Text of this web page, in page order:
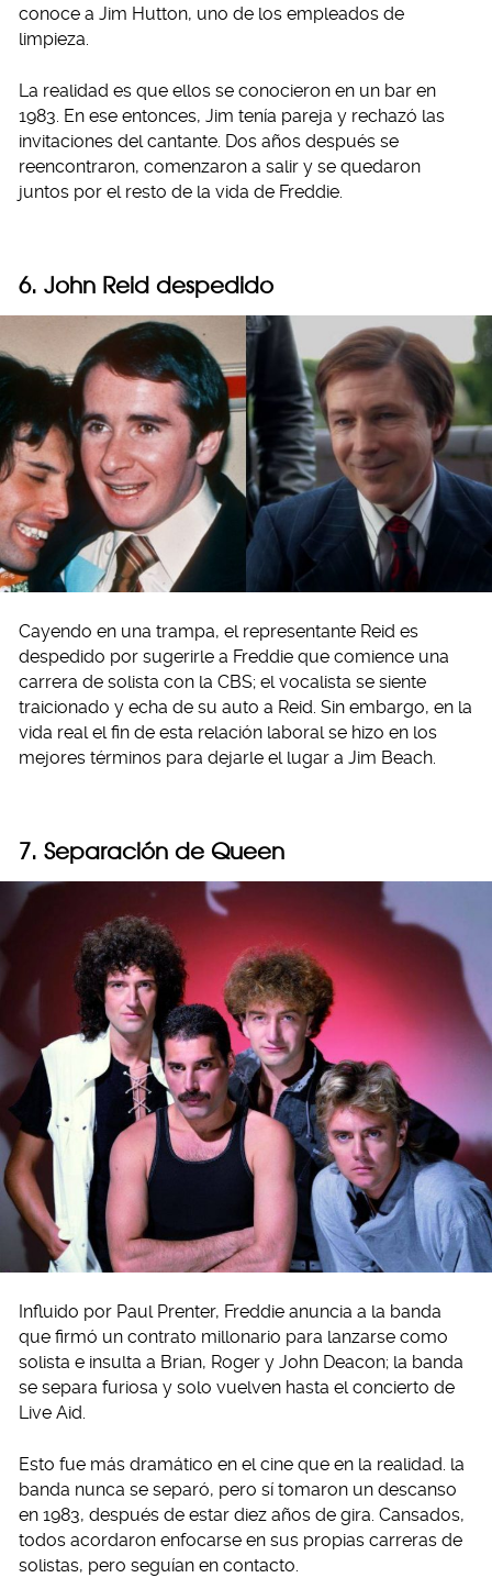
conoce a Jim Hutton, uno de los empleados de
limpieza.
La realidad es que ellos se conocieron en un bar en
1983. En ese entonces, Jim tenía pareja y rechazó las
invitaciones del cantante. Dos años después se
reencontraron, comenzaron a salir y se quedaron
juntos por el resto de la vida de Freddie.
6. John Reid despedido
Cayendo en una trampa, el representante Reid es
despedido por sugerirle a Freddie que comience una
carrera de solista con la CBS; el vocalista se siente
traicionado y echa de su auto a Reid. Sin embargo, en la
vida real el fin de esta relación laboral se hizo en los
mejores términos para dejarle el lugar a Jim Beach.
7. Separación de Queen
Influido por Paul Prenter, Freddie anuncia a la banda
que firmó un contrato millonario para lanzarse como
solista e insulta a Brian, Roger y John Deacon; la banda
se separa furiosa y solo vuelven hasta el concierto de
Live Aid.
Esto fue más dramático en el cine que en la realidad. la
banda nunca se separó, pero sí tomaron un descanso
en 1983, después de estar diez años de gira. Cansados,
todos acordaron enfocarse en sus propias carreras de
solistas, pero seguían en contacto.